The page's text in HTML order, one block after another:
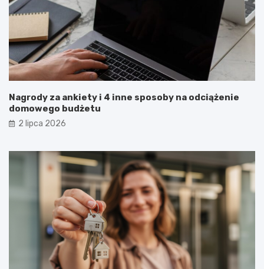
Nagrody za ankiety i 4 inne sposoby na odciążenie
domowego budżetu
2 lipca 2026